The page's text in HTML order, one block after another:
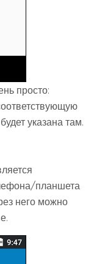
просто:
указана там.
планшета
него можно